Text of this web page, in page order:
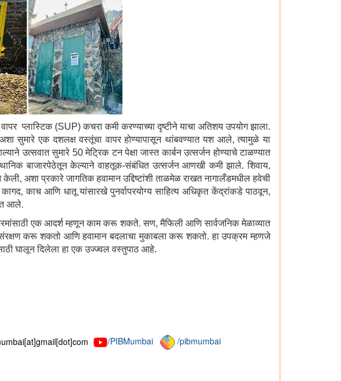
प्लास्टिक (SUP) कचरा कमी करण्याच्या दृष्टीने याचा अतिशय उपयोग झाला.
सुमारे एक दशलक्ष वस्तूंचा वापर होण्यापासून थांबवण्यात यश आले, त्यामुळे या
उत्सवात सुमारे 50 मेट्रिक टन पेक्षा जास्त कार्बन उत्सर्जन होण्याचे टाळण्यात
बाजारपेठेतून केल्याने वाहतूक-संबंधित उत्सर्जन आणखी कमी झाले. शिवाय,
अशा प्रकारे जागतिक हवामान उद्दिष्टांशी ताळमेळ राखत नागालँडमधील हवेची
काच आणि धातू यांसारखे पुनर्वापरयोग्य साहित्य अधिकृत केंद्रांकडे पाठवून,
आले.
एक आदर्श म्हणून काम करू शकते. सण, मैफिली आणि सार्वजनिक मेळाव्यात
करू शकतो आणि हवामान बदलाचा मुकाबला करू शकतो. हा उपक्रम म्हणजे
घालून दिलेला हा एक उज्ज्वल वस्तुपाठ आहे.
/PIBMumbai /pibmumbai